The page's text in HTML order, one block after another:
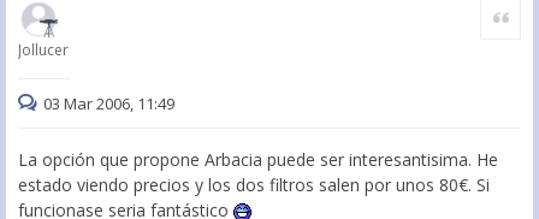
Jollucer
Citar
03 Mar 2006, 11:49
La opción que propone Arbacia puede ser interesantisima. He
estado viendo precios y los dos filtros salen por unos 80€. Si
funcionase seria fantástico